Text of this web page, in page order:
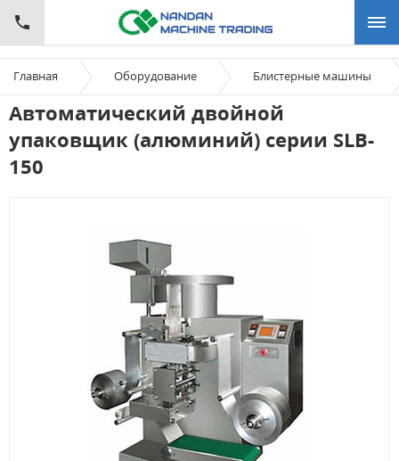
Главная Оборудование Блистерные машины
Автоматический двойной
упаковщик (алюминий) серии SLB-
150